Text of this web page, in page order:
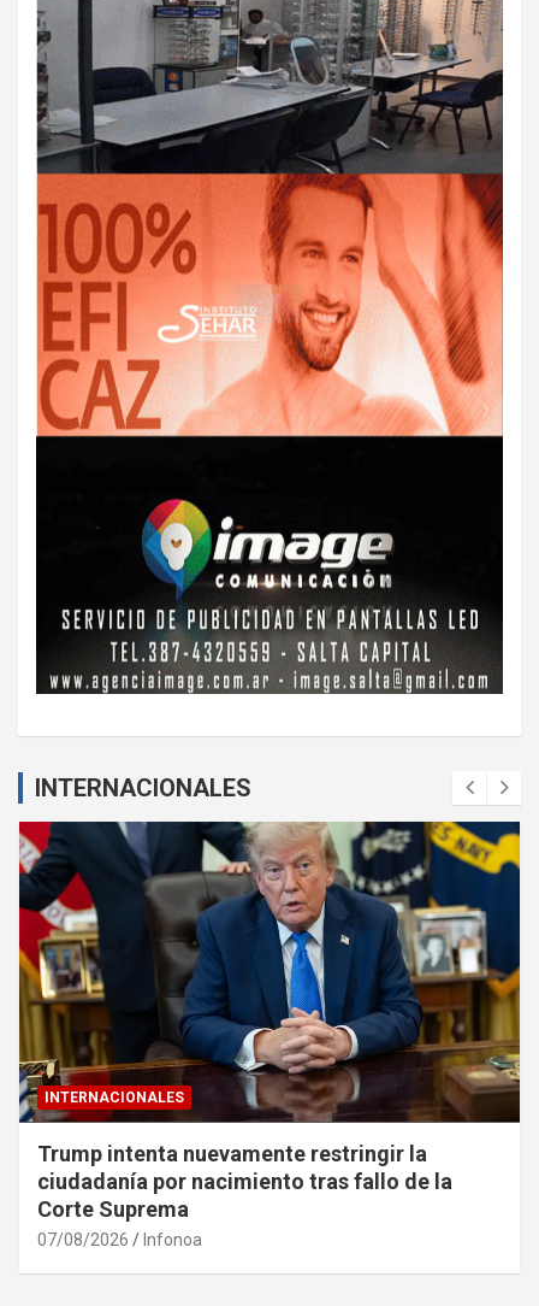
INTERNACIONALES
INTERNACIONALES
Trump intenta nuevamente restringir la
ciudadanía por nacimiento tras fallo de la
Corte Suprema
07/08/2026 Infonoa